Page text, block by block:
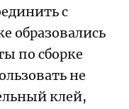
с
образовались
по сборке
не
клей,